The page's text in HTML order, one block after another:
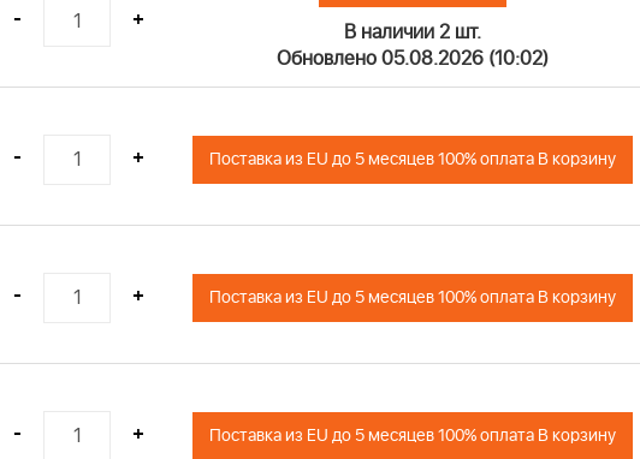
- +
В наличии 2 шт.
Обновлено 05.08.2026 (10:02)
- + Поставка из EU до 5 месяцев 100% оплата В корзину
- + Поставка из EU до 5 месяцев 100% оплата В корзину
- + Поставка из EU до 5 месяцев 100% оплата В корзину